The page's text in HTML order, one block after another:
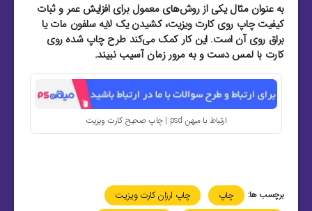
به عنوان مثال یکی از روش‌های معمول برای افزایش عمر و ثبات
کیفیت چاپ روی کارت ویزیت، کشیدن یک لایه سلفون مات یا
براق روی آن است. این کار کمک می‌کند طرح چاپ شده روی
کارت با لمس دست و به مرور زمان آسیب نبیند.
ارتباط با میهن psd | چاپ صحیح کارت ویزیت
برچسب ها: چاپ
چاپ ارزان کارت ویزیت